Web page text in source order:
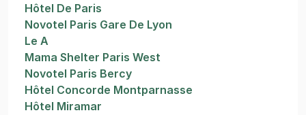
Hôtel De Paris
Novotel Paris Gare De Lyon
Le A
Mama Shelter Paris West
Novotel Paris Bercy
Hôtel Concorde Montparnasse
Hôtel Miramar